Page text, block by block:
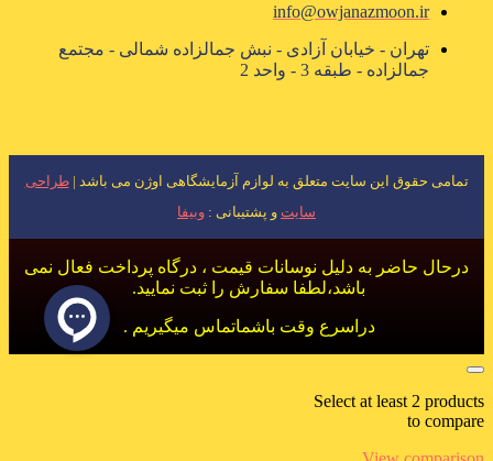
info@owjanazmoon.ir
تهران - خیابان آزادی - نبش جمالزاده شمالی - مجتمع
جمالزاده - طبقه 3 - واحد 2
تمامی حقوق این سایت متعلق به لوازم آزمایشگاهی اوژن می باشد |طراحی
سایت و پشتیبانی : وبیفا
درحال حاضر به دلیل نوسانات قیمت ، درگاه پرداخت فعال نمی
باشد،لطفا سفارش را ثبت نمایید.
دراسرع وقت باشماتماس میگیریم .
Select at least 2 products
to compare